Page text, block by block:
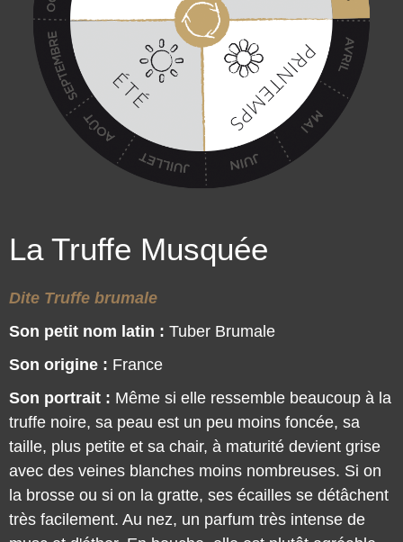
La Truffe Musquée
truffe noire, sa peau est un peu moins foncée, sa
taille, plus petite et sa chair, à maturité devient grise
avec des veines blanches moins nombreuses. Si on
la brosse ou si on la gratte, ses écailles se détâchent
très facilement. Au nez, un parfum très intense de
musc et d'éther. En bouche, elle est plutôt agréable